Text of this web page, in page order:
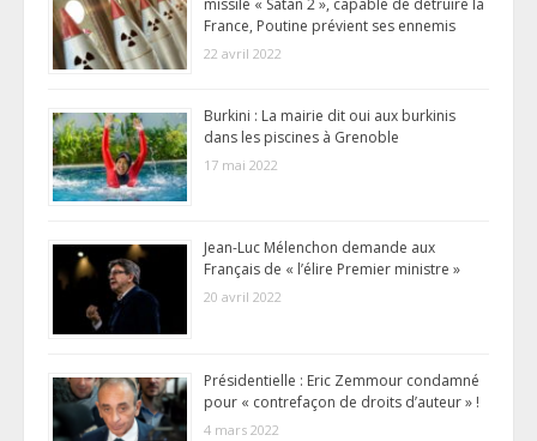
missile « Satan 2 », capable de détruire la
France, Poutine prévient ses ennemis
22 avril 2022
Burkini : La mairie dit oui aux burkinis
dans les piscines à Grenoble
17 mai 2022
Jean-Luc Mélenchon demande aux
Français de « l’élire Premier ministre »
20 avril 2022
Présidentielle : Eric Zemmour condamné
pour « contrefaçon de droits d’auteur » !
4 mars 2022